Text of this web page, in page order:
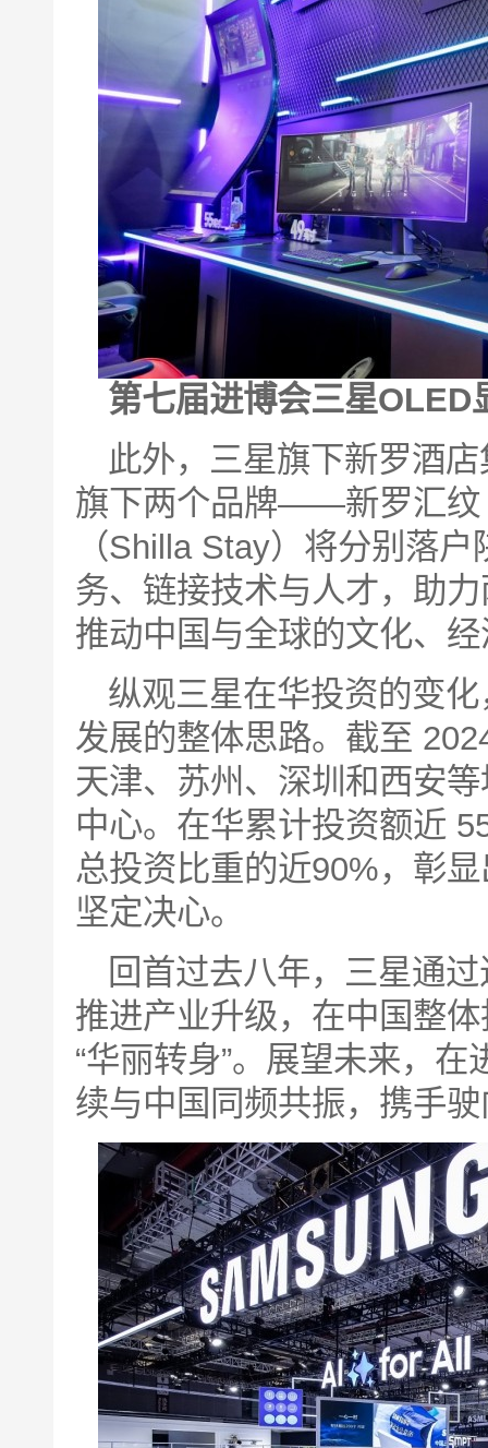
第七届进博会三星OLED
此外，三星旗下新罗酒
旗下两个品牌——新罗汇纹
（Shilla Stay）将分别落
务、链接技术与人才，助
推动中国与全球的文化、
纵观三星在华投资的变
发展的整体思路。截至
天津、苏州、深圳和西安
中心。在华累计投资额近
总投资比重的近90%，彰
坚定决心。
回首过去八年，三星通
推进产业升级，在中国整
“华丽转身”。展望未来，
续与中国同频共振，携手